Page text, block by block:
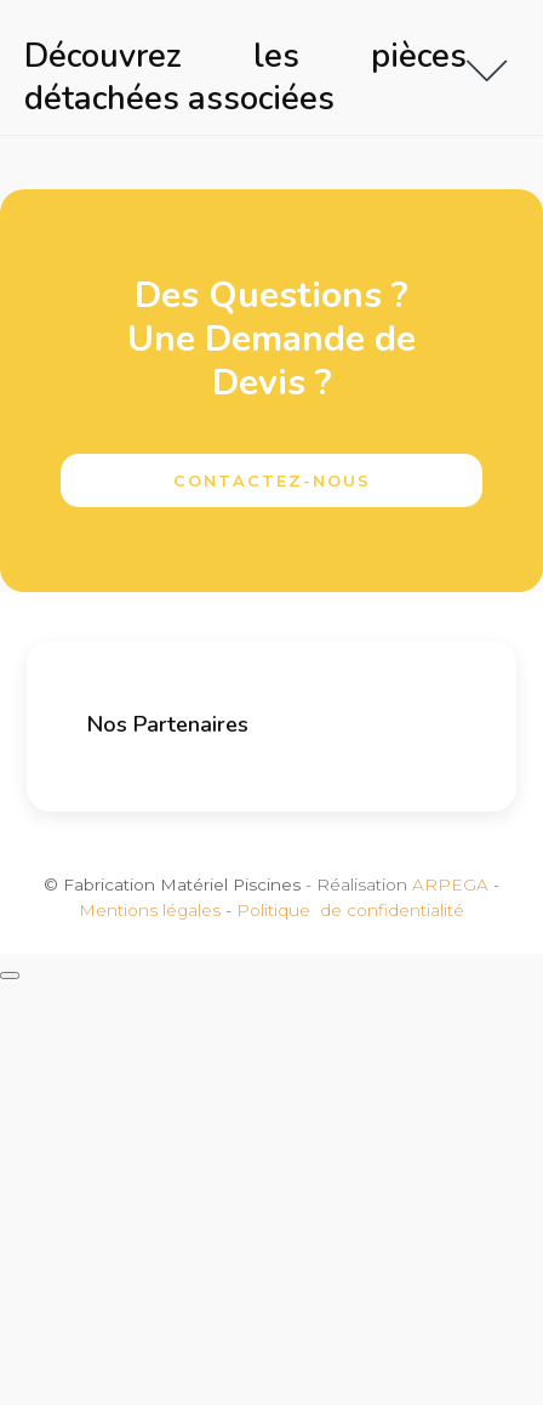
Découvrez les pièces
détachées associées
Des Questions ?
Une Demande de
Devis ?
CONTACTEZ-NOUS
Nos Partenaires
© Fabrication Matériel Piscines - Réalisation ARPEGA -
Mentions légales - Politique de confidentialité